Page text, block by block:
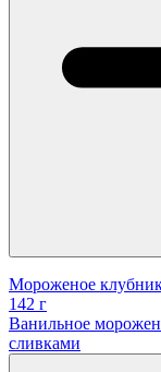
Мороженое
142 г
Ванильное
сливками